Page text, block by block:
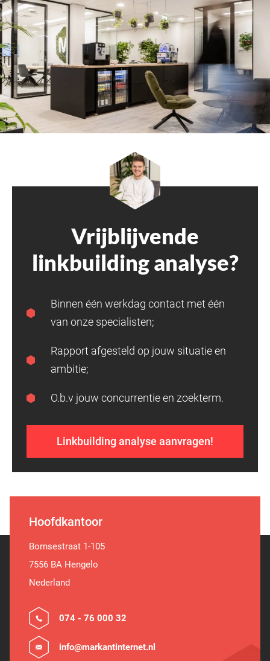
Vrijblijvende
linkbuilding analyse?
Binnen één werkdag contact met één
van onze specialisten;
Rapport afgesteld op jouw situatie en
ambitie;
O.b.v jouw concurrentie en zoekterm.
Linkbuilding analyse aanvragen!
Hoofdkantoor
Bornsestraat 1-105
7556 BA Hengelo
Nederland
074 - 76 000 32
info@markantinternet.nl